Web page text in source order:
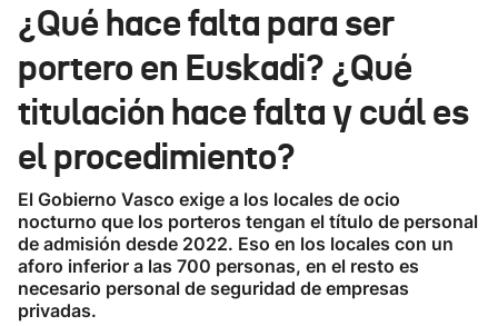
Ikusmiran
Eguraldia
¿Qué hace falta para ser
portero en Euskadi? ¿Qué
titulación hace falta y cuál es
el procedimiento?
El Gobierno Vasco exige a los locales de ocio
nocturno que los porteros tengan el título de personal
de admisión desde 2022. Eso en los locales con un
aforo inferior a las 700 personas, en el resto es
necesario personal de seguridad de empresas
privadas.